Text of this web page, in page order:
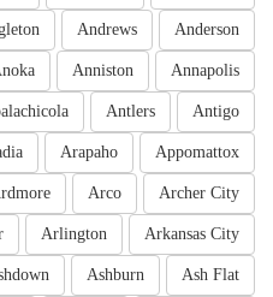
Anderson
Andrews
Annapolis
Anniston
Antigo
Antlers
Appomattox
Arapaho
Archer City
Arco
Arkansas City
Arlington
Ash Flat
Ashburn